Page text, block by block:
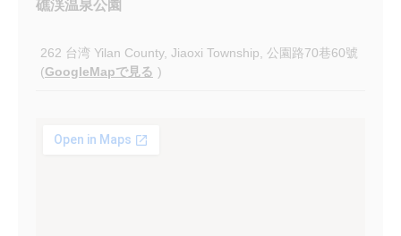
礁渓温泉公園
262 台湾 Yilan County, Jiaoxi Township, 公園路70巷60號
(GoogleMapで見る )